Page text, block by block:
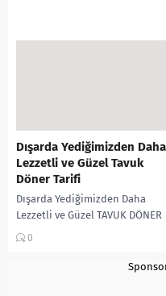
Dışarda Yediğimizden Daha
Lezzetli ve Güzel Tavuk
Döner Tarifi
Dışarda Yediğimizden Daha
Lezzetli ve Güzel TAVUK DÖNER
Tarifi HilalinMutfagi Tavuk döner
0